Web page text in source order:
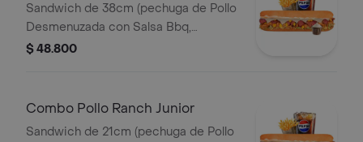
Sandwich de 38cm (pechuga de Pollo
Desmenuzada con Salsa Bbq,
Tocineta, Maiz Tierno, Lechuga,
$ 48.800
Combo Pollo Ranch Junior
Sandwich de 21cm (pechuga de Pollo